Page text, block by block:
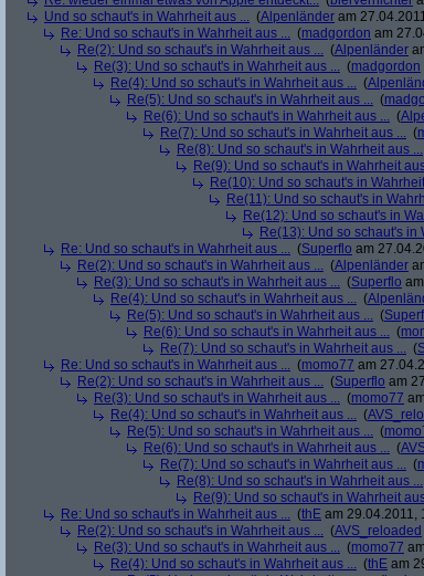
Und so schaut's in Wahrheit aus ... (Alpenländer am
Re: Und so schaut's in Wahrheit aus ... (madgordon am
Re(2): Und so schaut's in Wahrheit aus ... (Alpenländer
Re(3): Und so schaut's in Wahrheit aus ... (madgordon
Re(4): Und so schaut's in Wahrheit aus ... (
Re(5): Und so schaut's in Wahrheit aus ... (
Re(6): Und so schaut's in Wahrheit aus ... (
Re(7): Und so schaut's in Wahrheit aus ... (
Re(8): Und so schaut's in Wahrheit aus ...
Re(9): Und so schaut's in Wahrheit
Re(10): Und so schaut's in
Re(11): Und so schaut's in
Re(12): Und so schaut's in
Re(13): Und so schaut's in
Re: Und so schaut's in Wahrheit aus ... (Superflo am
Re(2): Und so schaut's in Wahrheit aus ... (Alpenländer
Re(3): Und so schaut's in Wahrheit aus ... (Superflo
Re(4): Und so schaut's in Wahrheit aus ... (
Re(5): Und so schaut's in Wahrheit aus ... (
Re(6): Und so schaut's in Wahrheit aus ... (
Re(7): Und so schaut's in Wahrheit aus ... (
Re: Und so schaut's in Wahrheit aus ... (momo77 am
Re(2): Und so schaut's in Wahrheit aus ... (Superflo am
Re(3): Und so schaut's in Wahrheit aus ... (momo77
Re(4): Und so schaut's in Wahrheit aus ... (
Re(5): Und so schaut's in Wahrheit aus ... (
Re(6): Und so schaut's in Wahrheit aus ... (
Re(7): Und so schaut's in Wahrheit aus ... (
Re(8): Und so schaut's in Wahrheit aus ...
Re(9): Und so schaut's in Wahrheit
Re: Und so schaut's in Wahrheit aus ... (thE am 29.04.2011,
Re(2): Und so schaut's in Wahrheit aus ... (AVS_reloaded
Re(3): Und so schaut's in Wahrheit aus ... (momo77
Re(4): Und so schaut's in Wahrheit aus ... (thE am